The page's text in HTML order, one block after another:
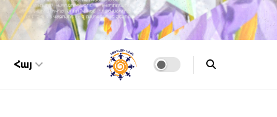
Հայ